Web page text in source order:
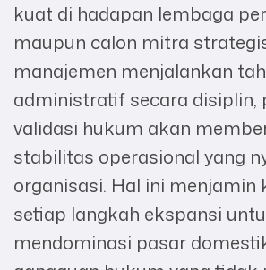
kuat di hadapan lembaga
maupun calon mitra
manajemen menjalankan
administratif secara disiplin,
validasi hukum akan
stabilitas operasional yang
organisasi. Hal ini menjamin
setiap langkah ekspansi
mendominasi pasar